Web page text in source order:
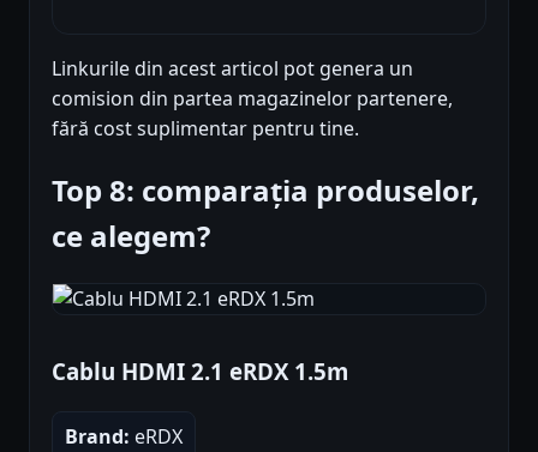
Linkurile din acest articol pot genera un
comision din partea magazinelor partenere,
fără cost suplimentar pentru tine.
Top 8: comparația produselor,
ce alegem?
Cablu HDMI 2.1 eRDX 1.5m
Brand: eRDX